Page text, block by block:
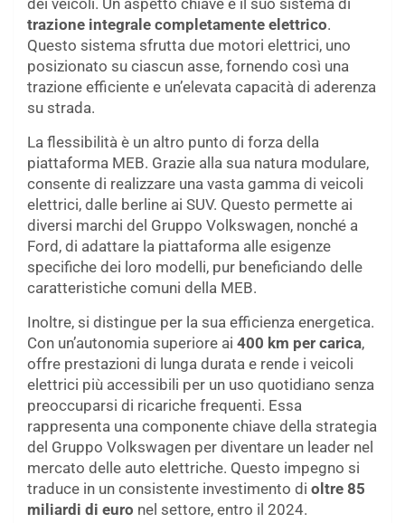
trazione integrale completamente elettrico.
Questo sistema sfrutta due motori elettrici, uno
posizionato su ciascun asse, fornendo così una
trazione efficiente e un’elevata capacità di aderenza
su strada.
La flessibilità è un altro punto di forza della
piattaforma MEB. Grazie alla sua natura modulare,
consente di realizzare una vasta gamma di veicoli
elettrici, dalle berline ai SUV. Questo permette ai
diversi marchi del Gruppo Volkswagen, nonché a
Ford, di adattare la piattaforma alle esigenze
specifiche dei loro modelli, pur beneficiando delle
caratteristiche comuni della MEB.
Inoltre, si distingue per la sua efficienza energetica.
Con un’autonomia superiore ai 400 km per carica,
offre prestazioni di lunga durata e rende i veicoli
elettrici più accessibili per un uso quotidiano senza
preoccuparsi di ricariche frequenti. Essa
rappresenta una componente chiave della strategia
del Gruppo Volkswagen per diventare un leader nel
mercato delle auto elettriche. Questo impegno si
traduce in un consistente investimento di oltre 85
miliardi di euro nel settore, entro il 2024.